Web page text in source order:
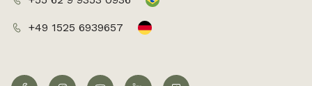
+49 1525 6939657